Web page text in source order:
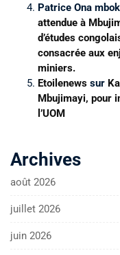
Patrice Ona
attendue à
d’études
consacrée aux
miniers.
Etoilenews sur
Mbujimayi, pour
l’UOM
Archives
août 2026
juillet 2026
juin 2026